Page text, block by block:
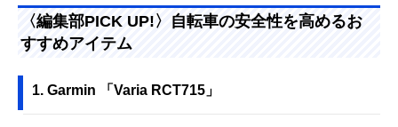
〈編集部PICK UP!〉自転車の安全性を高めるお
すすめアイテム
1. Garmin 「Varia RCT715」